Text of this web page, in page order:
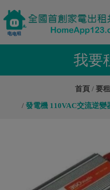
我要
首頁 要
發電機 110VAC交流逆變